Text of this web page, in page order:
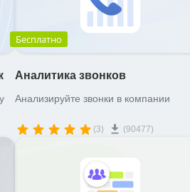
Бесплатно
Аналитика звонков
Анализируйте звонки в компании
(3) (90477)